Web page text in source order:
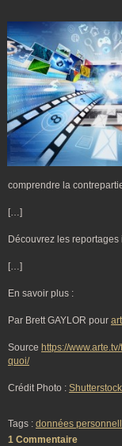
comprendre la
[…]
Découvrez les reportages
[…]
En savoir plus :
Par Brett GAYLOR pour
Source https://
quoi/
Crédit Photo : Shutterstock
Tags : données
1 Commentaire